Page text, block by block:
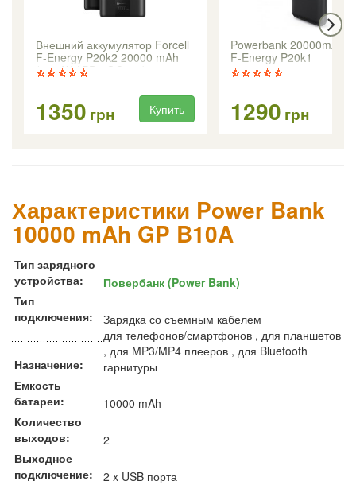
Внешний аккумулятор Forcell
F-Energy P20k2 20000 mAh
(22.5W / PD / QC 3.0)
1350 грн Купить
Powerbank 20000mAh
F-Energy P20k1
1290 грн
Характеристики Power Bank
10000 mAh GP B10A
Тип зарядного
устройства:
Повербанк (Power Bank)
Тип
подключения:
Зарядка со съемным кабелем
Назначение:
для телефонов/смартфонов , для планшетов
, для MP3/MP4 плееров , для Bluetooth
гарнитуры
Емкость
батареи:
10000 mAh
Количество
выходов:
2
Выходное
подключение:
2 x USB порта